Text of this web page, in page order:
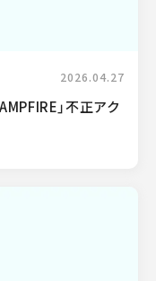
2026.04.27
」不正アク